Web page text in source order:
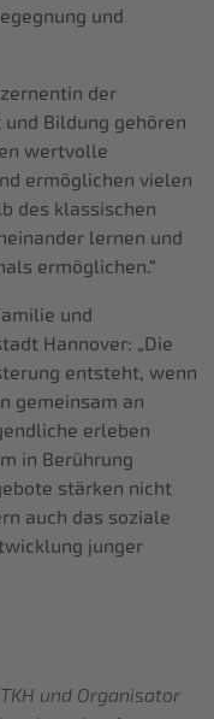
und
der
Bildung gehören
wertvolle
ermöglichen vielen
des klassischen
lernen und
ermöglichen.“
und
Hannover: „Die
entsteht, wenn
gemeinsam an
erleben
in Berührung
stärken nicht
auch das soziale
junger
und Organisator